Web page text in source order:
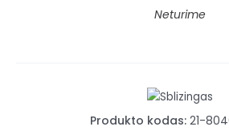
Neturime
Produkto kodas: 21-